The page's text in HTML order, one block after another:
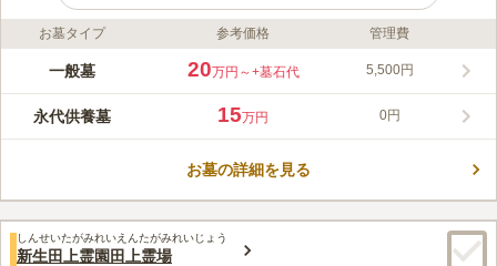
ライフドット編集部のコメント
鹿児島市唐湊にある開放感あふれる霊園は、桜島が見える区画も
るため、安心して永代にわたり供養されます。年中無休の無料送
迎バスの運行や、花屋、休憩室などの充実した施設も魅力です。
この霊園はまだ誰からも評価されていません。
お墓タイプ 参考価格 管理費
一般墓 20万円～+墓石代 5,500円
永代供養墓 15万円 0円
お墓の詳細を見る
しんせいたがみれいえんたがみれいじょう
新生田上霊園田上霊場